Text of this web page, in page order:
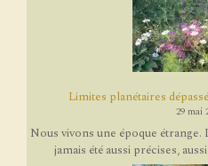
Limites planétaires
29 mai
Nous vivons une époque
jamais été aussi précises,